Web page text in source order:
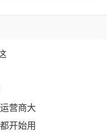
营商大
开始用